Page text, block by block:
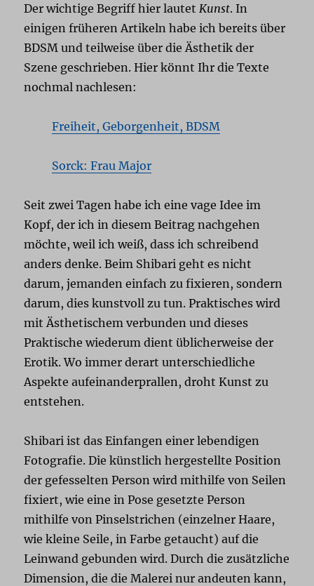
Der wichtige Begriff hier lautet Kunst. In
einigen früheren Artikeln habe ich bereits über
BDSM und teilweise über die Ästhetik der
Szene geschrieben. Hier könnt Ihr die Texte
nochmal nachlesen:
Freiheit, Geborgenheit, BDSM
Sorck: Frau Major
Seit zwei Tagen habe ich eine vage Idee im
Kopf, der ich in diesem Beitrag nachgehen
möchte, weil ich weiß, dass ich schreibend
anders denke. Beim Shibari geht es nicht
darum, jemanden einfach zu fixieren, sondern
darum, dies kunstvoll zu tun. Praktisches wird
mit Ästhetischem verbunden und dieses
Praktische wiederum dient üblicherweise der
Erotik. Wo immer derart unterschiedliche
Aspekte aufeinanderprallen, droht Kunst zu
entstehen.
Shibari ist das Einfangen einer lebendigen
Fotografie. Die künstlich hergestellte Position
der gefesselten Person wird mithilfe von Seilen
fixiert, wie eine in Pose gesetzte Person
mithilfe von Pinselstrichen (einzelner Haare,
wie kleine Seile, in Farbe getaucht) auf die
Leinwand gebunden wird. Durch die zusätzliche
Dimension, die die Malerei nur andeuten kann,